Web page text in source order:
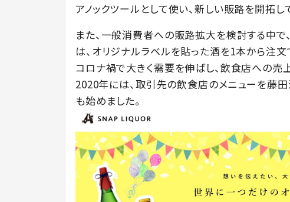
アノックツールとして使い、新しい販路を開拓し
また、一般消費者への販路拡大を検討する中で
は、オリジナルラベルを貼った酒を1本から注文
コロナ禍で大きく需要を伸ばし、飲食店への売
2020年には、取引先の飲食店のメニューを藤
も始めました。